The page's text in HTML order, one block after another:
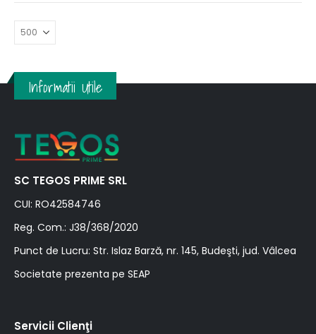
Informatii Utile
SC TEGOS PRIME SRL
CUI: RO42584746
Reg. Com.: J38/368/2020
Punct de Lucru: Str. Islaz Barză, nr. 145, Budeşti, jud. Vâlcea
Societate prezenta pe SEAP
Servicii Clienţi